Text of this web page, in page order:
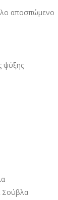
αποσπώμενο
ψύξης
Σούβλα